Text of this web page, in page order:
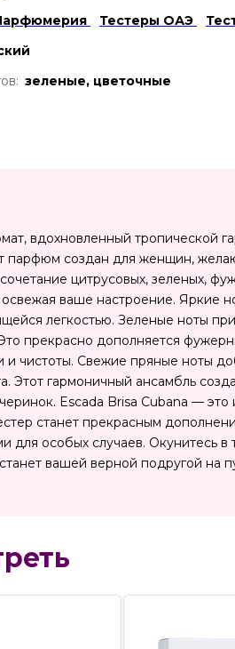
Тестеры ОАЭ
зеленые, цветочные
вдохновленный тропической
парфюм создан для женщин,
цитрусовых, зеленых,
ваше настроение. Яркие
легкостью. Зеленые ноты
прекрасно дополняется
и чистоты. Свежие пряные ноты
Этот гармоничный ансамбль
Escada Brisa Cubana — это
станет прекрасным
для особых случаев. Окунитесь в
вашей верной подругой на